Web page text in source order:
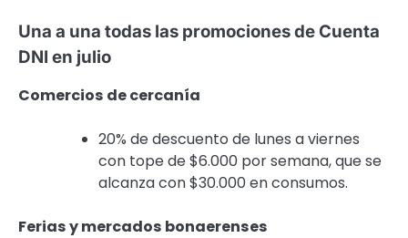
Una a una todas las promociones de Cuenta
DNI en julio
Comercios de cercanía
20% de descuento de lunes a viernes
con tope de $6.000 por semana, que se
alcanza con $30.000 en consumos.
Ferias y mercados bonaerenses